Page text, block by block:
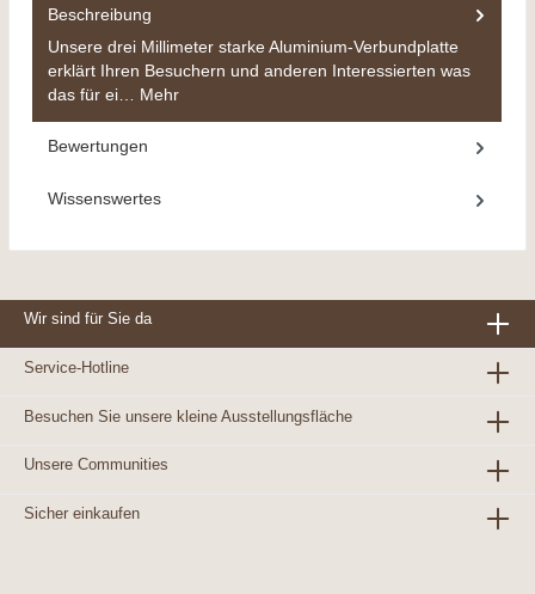
Beschreibung
Unsere drei Millimeter starke Aluminium-Verbundplatte
erklärt Ihren Besuchern und anderen Interessierten was
das für ei… Mehr
Bewertungen
Wissenswertes
Wir sind für Sie da
Service-Hotline
Besuchen Sie unsere kleine Ausstellungsfläche
Unsere Communities
Sicher einkaufen